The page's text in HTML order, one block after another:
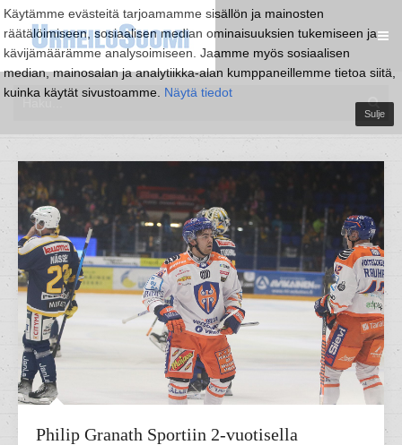
Käytämme evästeitä tarjoamamme sisällön ja mainosten
räätälöimiseen, sosiaalisen median ominaisuuksien tukemiseen ja
kävijämäärämme analysoimiseen. Jaamme myös sosiaalisen
median, mainosalan ja analytiikka-alan kumppaneillemme tietoa siitä,
kuinka käytät sivustoamme. Näytä tiedot
Sulje
Philip Granath Sportiin 2-vuotisella